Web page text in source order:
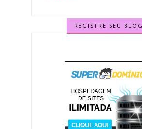
REGISTRE SEU BLOG